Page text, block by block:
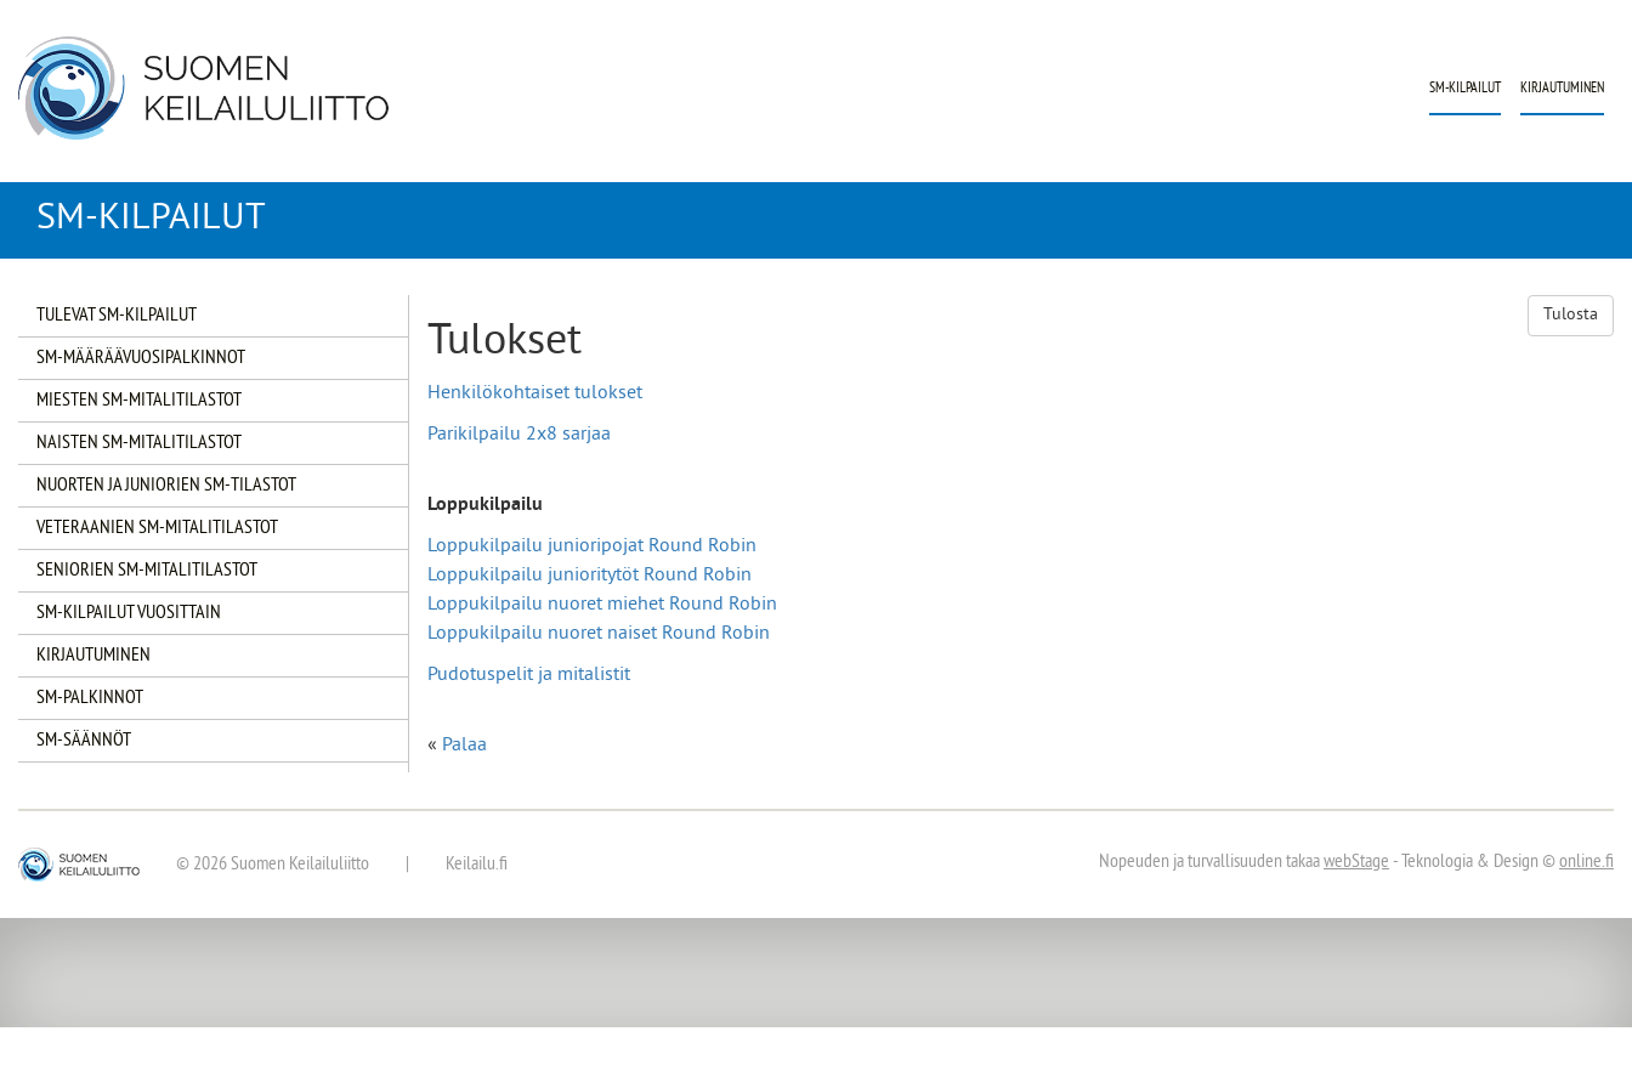
SM-KILPAILUT KIRJAUTUMINEN
SM-KILPAILUT
TULEVAT SM-KILPAILUT
SM-MÄÄRÄÄVUOSIPALKINNOT
MIESTEN SM-MITALITILASTOT
NAISTEN SM-MITALITILASTOT
NUORTEN JA JUNIORIEN SM-TILASTOT
VETERAANIEN SM-MITALITILASTOT
SENIORIEN SM-MITALITILASTOT
SM-KILPAILUT VUOSITTAIN
KIRJAUTUMINEN
SM-PALKINNOT
SM-SÄÄNNÖT
Tulosta
Tulokset
Henkilökohtaiset tulokset
Parikilpailu 2x8 sarjaa
Loppukilpailu
Loppukilpailu junioripojat Round Robin
Loppukilpailu junioritytöt Round Robin
Loppukilpailu nuoret miehet Round Robin
Loppukilpailu nuoret naiset Round Robin
Pudotuspelit ja mitalistit
« Palaa
© 2026 Suomen Keilailuliitto Keilailu.fi Nopeuden ja turvallisuuden takaawebStage- Teknologia & Design ©online.fi